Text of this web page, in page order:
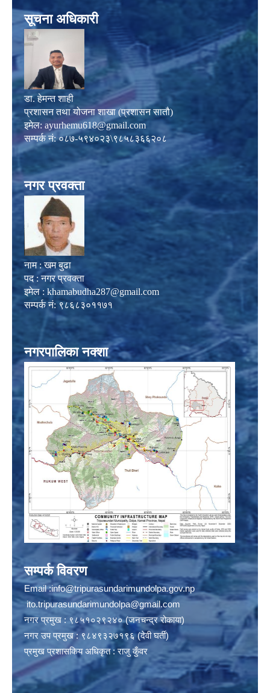
सूचना अधिकारी
डा. हेमन्त शाही
प्रशासन तथा योजना शाखा (प्रशासन सातौ)
इमेल: ayurhemu618@gmail.com
सम्पर्क नं: ०८७-५९४०२३\९८५८३६६२०८
नगर प्रवक्ता
नाम : खम बुढा
पद : नगर प्रवक्ता
इमेल : khamabudha287@gmail.com
सम्पर्क नं: ९८६८३०११७१
नगरपालिका नक्शा
सम्पर्क विवरण
Email :info@tripurasundarimundolpa.gov.np
ito.tripurasundarimundolpa@gmail.com
नगर प्रमुख : ९८५१०२९२४० (जनचन्द्र रोकाया)
नगर उप प्रमुख : ९८४९३२७१९६ (देवी घर्ती)
प्रमुख प्रशासकिय अधिकृत : राजु कुँवर